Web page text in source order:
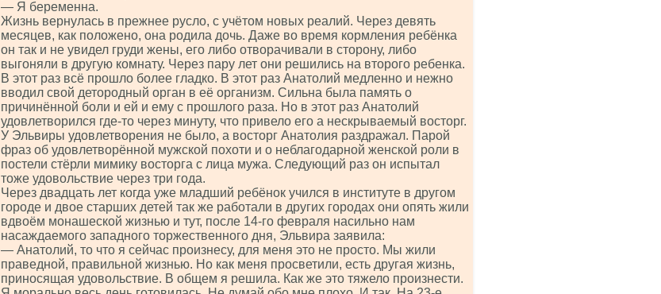
— Я беременна.
Жизнь вернулась в прежнее русло, с учётом новых реалий. Через девять
месяцев, как положено, она родила дочь. Даже во время кормления ребёнка
он так и не увидел груди жены, его либо отворачивали в сторону, либо
выгоняли в другую комнату. Через пару лет они решились на второго ребенка.
В этот раз всё прошло более гладко. В этот раз Анатолий медленно и нежно
вводил свой детородный орган в её организм. Сильна была память о
причинённой боли и ей и ему с прошлого раза. Но в этот раз Анатолий
удовлетворился где-то через минуту, что привело его а нескрываемый восторг.
У Эльвиры удовлетворения не было, а восторг Анатолия раздражал. Парой
фраз об удовлетворённой мужской похоти и о неблагодарной женской роли в
постели стёрли мимику восторга с лица мужа. Следующий раз он испытал
тоже удовольствие через три года.
Через двадцать лет когда уже младший ребёнок учился в институте в другом
городе и двое старших детей так же работали в других городах они опять жили
вдвоём монашеской жизнью и тут, после 14-го февраля насильно нам
насаждаемого западного торжественного дня, Эльвира заявила:
— Анатолий, то что я сейчас произнесу, для меня это не просто. Мы жили
праведной, правильной жизнью. Но как меня просветили, есть другая жизнь,
приносящая удовольствие. В общем я решила. Как же это тяжело произнести.